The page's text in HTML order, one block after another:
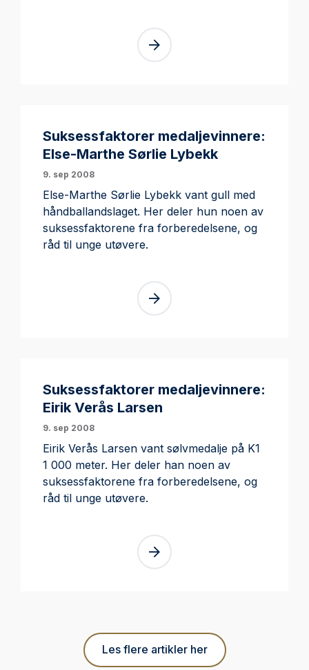
Suksessfaktorer medaljevinnere:
Else-Marthe Sørlie Lybekk
9. sep 2008
Else-Marthe Sørlie Lybekk vant gull med
håndballandslaget. Her deler hun noen av
suksessfaktorene fra forberedelsene, og
råd til unge utøvere.
Suksessfaktorer medaljevinnere:
Eirik Verås Larsen
9. sep 2008
Eirik Verås Larsen vant sølvmedalje på K1
1 000 meter. Her deler han noen av
suksessfaktorene fra forberedelsene, og
råd til unge utøvere.
Les flere artikler her